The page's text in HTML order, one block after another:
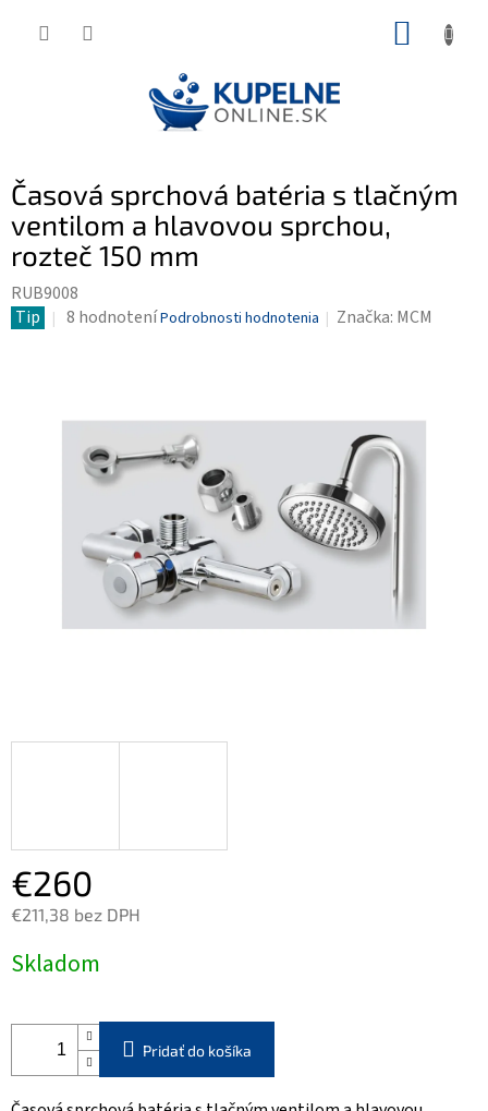
Časová sprchová batéria s tlačným
ventilom a hlavovou sprchou,
rozteč 150 mm
RUB9008
Tip
Priemerné
hviezdičiek.
8 hodnoteníPodrobnosti hodnotenia Značka: MCM
€260
€211,38 bez DPH
cena:
Skladom
Pridať do košíka